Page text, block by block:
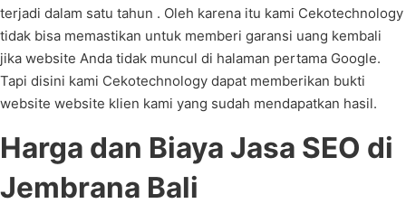
terjadi dalam satu tahun . Oleh karena itu kami Cekotechnology
tidak bisa memastikan untuk memberi garansi uang kembali
jika website Anda tidak muncul di halaman pertama Google.
Tapi disini kami Cekotechnology dapat memberikan bukti
website website klien kami yang sudah mendapatkan hasil.
Harga dan Biaya Jasa SEO di
Jembrana Bali